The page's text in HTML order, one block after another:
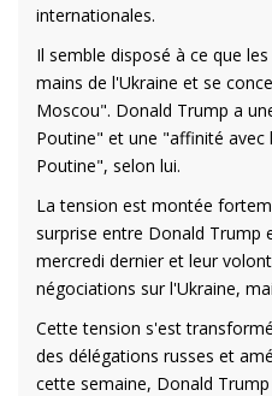
internationales.
Il semble disposé à ce que
mains de l'Ukraine et se
Moscou". Donald Trump a
Poutine" et une "affinité
Poutine", selon lui.
La tension est montée
surprise entre Donald Trump
mercredi dernier et leur
négociations sur l'Ukraine,
Cette tension s'est
des délégations russes et
cette semaine, Donald